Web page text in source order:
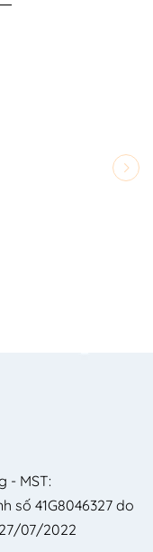
- MST:
số 41G8046327 do
07/2022